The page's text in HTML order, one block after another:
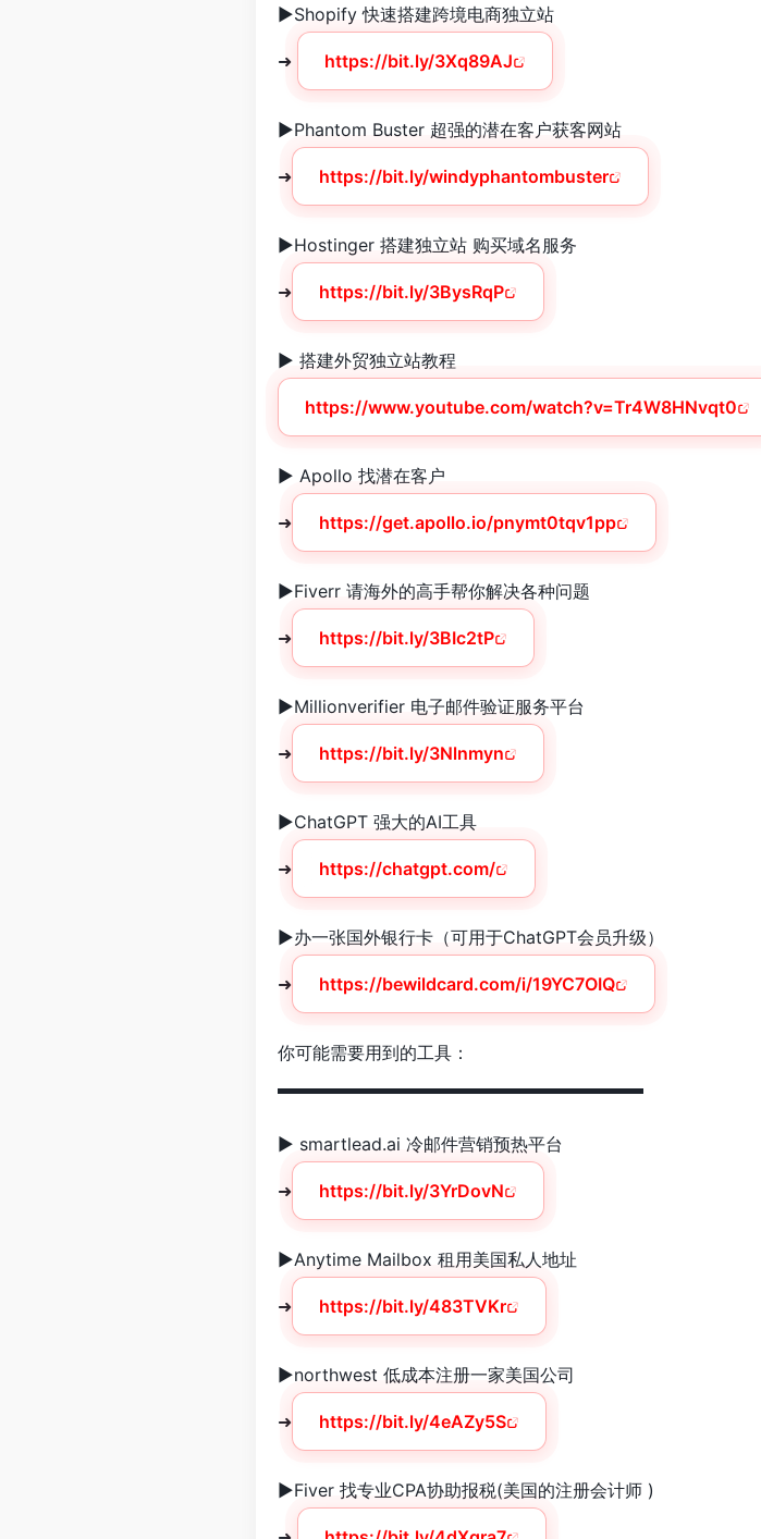
►Shopify 快速搭建跨境电商独立站
➜ https://bit.ly/3Xq89AJ
►Phantom Buster 超强的潜在客户获客网站
➜ https://bit.ly/windyphantombuster
►Hostinger 搭建独立站 购买域名服务
➜ https://bit.ly/3BysRqP
► 搭建外贸独立站教程
https://www.youtube.com/watch?v=Tr4W8HNvqt0
► Apollo 找潜在客户
➜ https://get.apollo.io/pnymt0tqv1pp
►Fiverr 请海外的高手帮你解决各种问题
➜ https://bit.ly/3BIc2tP
►Millionverifier 电子邮件验证服务平台
➜ https://bit.ly/3Nlnmyn
►ChatGPT 强大的AI工具
➜ https://chatgpt.com/
►办一张国外银行卡（可用于ChatGPT会员升级）
➜ https://bewildcard.com/i/19YC7OIQ
你可能需要用到的工具：
▬▬▬▬▬▬▬▬▬▬▬▬▬▬▬▬▬▬▬▬▬
► smartlead.ai 冷邮件营销预热平台
➜ https://bit.ly/3YrDovN
►Anytime Mailbox 租用美国私人地址
➜ https://bit.ly/483TVKr
►northwest 低成本注册一家美国公司
➜ https://bit.ly/4eAZy5S
►Fiver 找专业CPA协助报税(美国的注册会计师 )